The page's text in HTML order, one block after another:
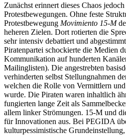
Zunächst erinnert dieses Chaos jedoch
Protestbewegungen. Ohne feste
Protestbewegung Movimiento 15-M
heheren Zielen. Dort rotierten die
sehr intensiv debattiert und
Piratenpartei schockierte die Medien
Kommunikation auf hunderten
Mailinglisten). Die angestrebten
verhinderten selbst Stellungnahmen
welchen die Rolle von Vermittlern
wurde. Die Piraten waren inhaltlich
fungierten lange Zeit als
allem linker Strömungen. 15-M und
für Innovationen aus. Bei PEGIDA
kulturpessimistische